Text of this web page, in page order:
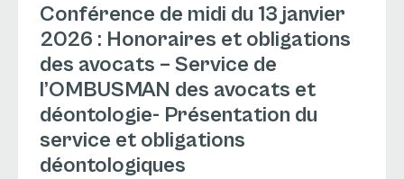
Conférence de midi du 13 janvier
2026 : Honoraires et obligations
des avocats – Service de
l’OMBUSMAN des avocats et
déontologie- Présentation du
service et obligations
déontologiques